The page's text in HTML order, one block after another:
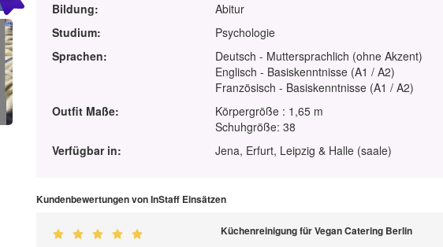
Bildung:
Abitur
Studium:
Psychologie
Sprachen:
Deutsch - Muttersprachlich (ohne Akzent)
Englisch - Basiskenntnisse (A1 / A2)
Französisch - Basiskenntnisse (A1 / A2)
Outfit Maße:
Körpergröße : 1,65 m
Schuhgröße: 38
Verfügbar in:
Jena, Erfurt, Leipzig & Halle (saale)
Kundenbewertungen von InStaff Einsätzen
Küchenreinigung für Vegan Catering Berlin